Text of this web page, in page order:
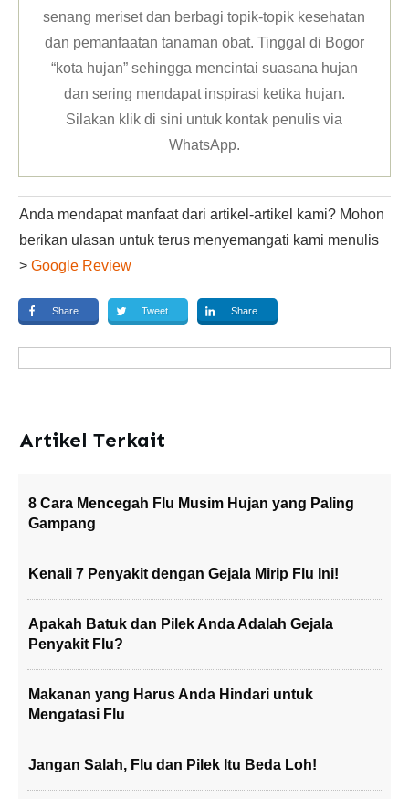
senang meriset dan berbagi topik-topik kesehatan
dan pemanfaatan tanaman obat. Tinggal di Bogor
“kota hujan” sehingga mencintai suasana hujan
dan sering mendapat inspirasi ketika hujan.
Silakan klikdi sini untuk kontak penulis via
WhatsApp.
Anda mendapat manfaat dari artikel-artikel kami? Mohon
berikan ulasan untuk terus menyemangati kami menulis
> Google Review
Share Tweet Share
Artikel Terkait
8 Cara Mencegah Flu Musim Hujan yang Paling
Gampang
Kenali 7 Penyakit dengan Gejala Mirip Flu Ini!
Apakah Batuk dan Pilek Anda Adalah Gejala
Penyakit Flu?
Makanan yang Harus Anda Hindari untuk
Mengatasi Flu
Jangan Salah, Flu dan Pilek Itu Beda Loh!